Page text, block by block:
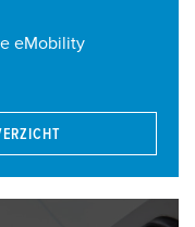
eMobility